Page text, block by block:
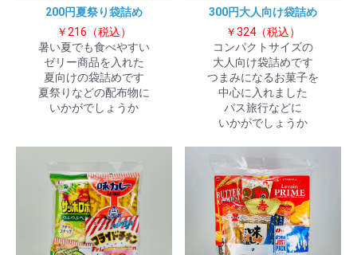
200円夏祭り袋詰め
￥216（税込）
暑い夏でも食べやすい
ゼリー商品を入れた
夏向けの袋詰めです
夏祭りなどの配布物に
いかがでしょうか
300円大人向け袋詰め
￥324（税込）
コンパクトサイズの
大人向け袋詰めです
つまみになるお菓子を
中心に入れました
バス旅行などに
いかがでしょうか